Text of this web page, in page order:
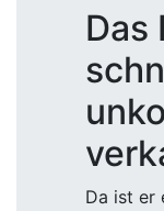
Das
Da ist er